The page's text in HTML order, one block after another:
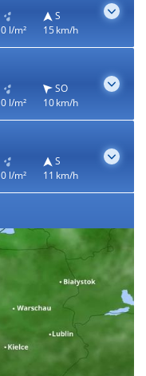
0 l/m²
S
15 km/h
0 l/m²
SO
10 km/h
0 l/m²
S
11 km/h